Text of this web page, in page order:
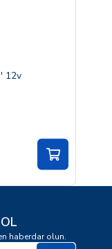
12v
haberdar olun.